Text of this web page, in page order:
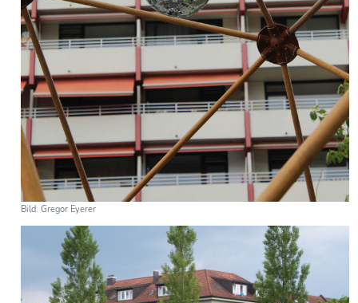
Bild: Gregor Eyerer